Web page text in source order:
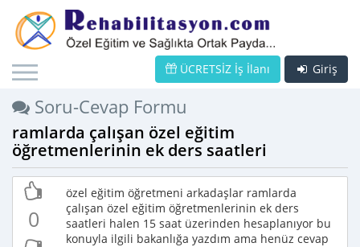
Giriş
ÜCRETSİZ İş İlanı
Soru-Cevap Formu
ramlarda çalışan özel eğitim
öğretmenlerinin ek ders saatleri
0
özel eğitim öğretmeni arkadaşlar ramlarda
çalışan özel eğitim öğretmenlerinin ek ders
saatleri halen 15 saat üzerinden hesaplanıyor bu
konuyla ilgili bakanlığa yazdım ama henüz cevap